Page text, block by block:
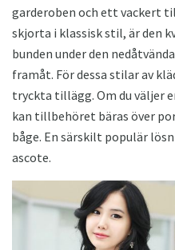
garderoben och ett vackert
skjorta i klassisk stil, är den
bunden under den
framåt. För dessa stilar av
tryckta tillägg. Om du väljer
kan tillbehöret bäras över
båge. En särskilt populär
ascote.